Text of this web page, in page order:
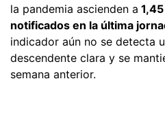
la pandemia ascienden a
notificados en la última
indicador aún no se detecta
descendente clara y se
semana anterior.